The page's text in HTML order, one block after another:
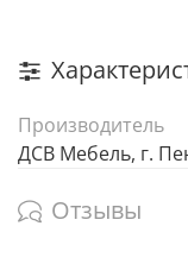
Производитель
ДСВ Мебель, г.
Отзывы